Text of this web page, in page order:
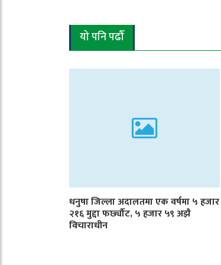
यो पनि पढौँ
धनुषा जिल्ला अदालतमा एक वर्षमा ५ हजार
२१६ मुद्दा फर्छ्यौट, ५ हजार ५९ अझै
विचाराधीन